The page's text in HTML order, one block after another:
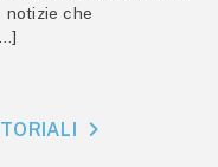
notizie che